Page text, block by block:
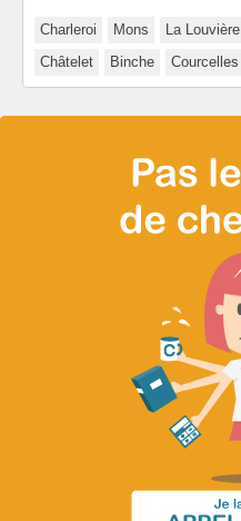
Charleroi Mons La Louvière
Châtelet
Binche Courcelles